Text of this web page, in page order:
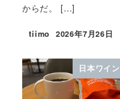
からだ。 […]
tiimo 2026年7月26日
日本ワイン